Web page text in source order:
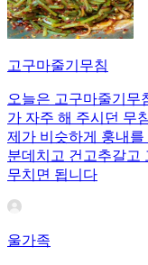
고구마줄기무침
오늘은 고구마줄기무
가 자주 해 주시던 무
제가 비슷하게 훙내
분데치고 건고추갈고
무치면 됩니다
울가족